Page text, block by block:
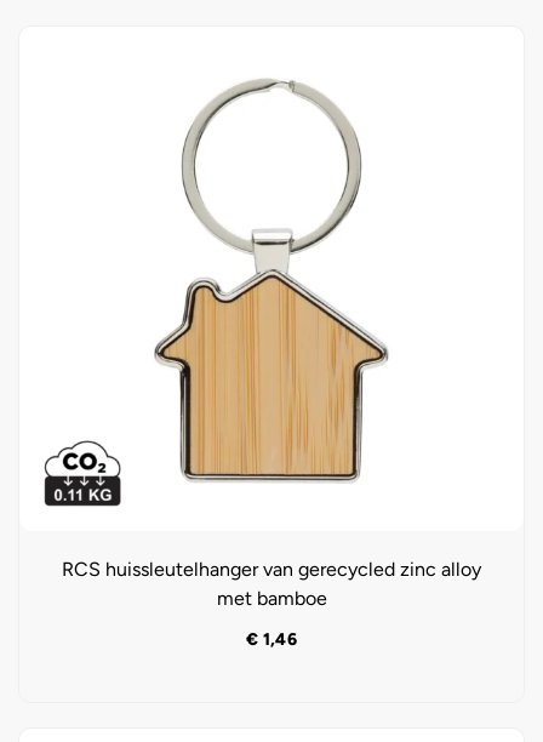
RCS huissleutelhanger van gerecycled zinc alloy
met bamboe
€ 1,46